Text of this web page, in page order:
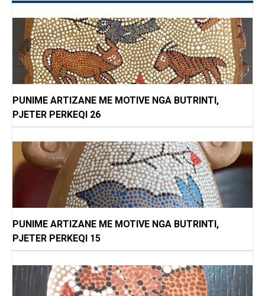
PUNIME ARTIZANE ME MOTIVE NGA BUTRINTI,
PJETER PERKEQI 26
PUNIME ARTIZANE ME MOTIVE NGA BUTRINTI,
PJETER PERKEQI 15